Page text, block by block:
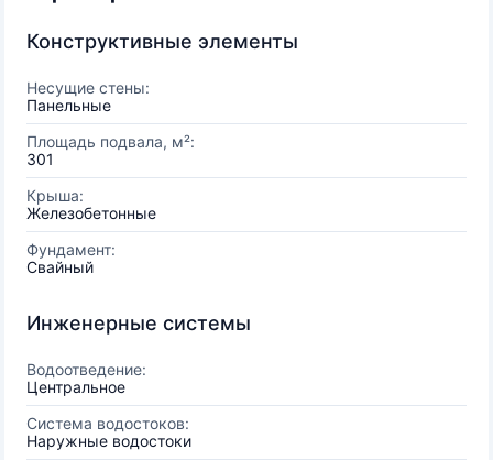
Конструктивные элементы
Несущие стены:
Панельные
Площадь подвала, м²:
301
Крыша:
Железобетонные
Фундамент:
Свайный
Инженерные системы
Водоотведение:
Центральное
Система водостоков:
Наружные водостоки